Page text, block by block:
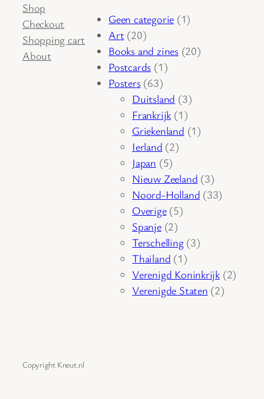
Shop
Checkout
Shopping cart
About
Geen categorie 11
Art 2020
producten
Books and zines 2020
Postcards 11
Posters 6363
producten
Duitsland 33
producten
Frankrijk 11
product
Griekenland 11
Ierland 22
Japan 55
producten
Nieuw Zeeland 33
producten
Noord-Holland 3333
Overige 55
Spanje 22
producten
Terschelling 33
Thailand 11
product
Verenigd Koninkrijk 22
Verenigde Staten 22
Copyright Kneut.nl